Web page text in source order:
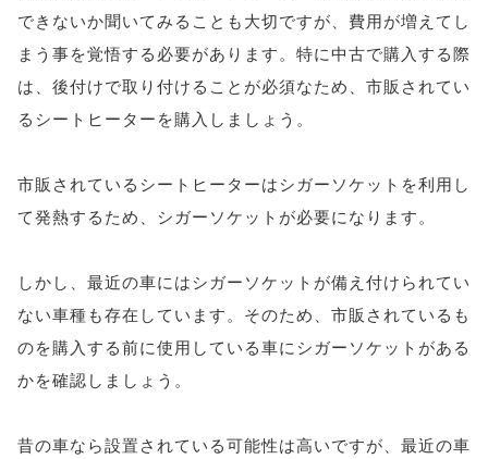
できないか聞いてみることも大切ですが、費用が増えてし
まう事を覚悟する必要があります。特に中古で購入する際
は、後付けで取り付けることが必須なため、市販されてい
るシートヒーターを購入しましょう。
市販されているシートヒーターはシガーソケットを利用し
て発熱するため、シガーソケットが必要になります。
しかし、最近の車にはシガーソケットが備え付けられてい
ない車種も存在しています。そのため、市販されているも
のを購入する前に使用している車にシガーソケットがある
かを確認しましょう。
昔の車なら設置されている可能性は高いですが、最近の車